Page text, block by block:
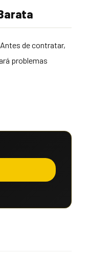
de contratar,
problemas